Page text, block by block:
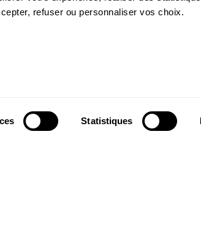
refuser ou personnaliser vos choix.
Statistiques